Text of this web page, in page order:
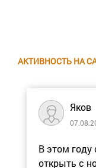
АКТИВНОСТЬ НА
Яков
В этом году
открыть с